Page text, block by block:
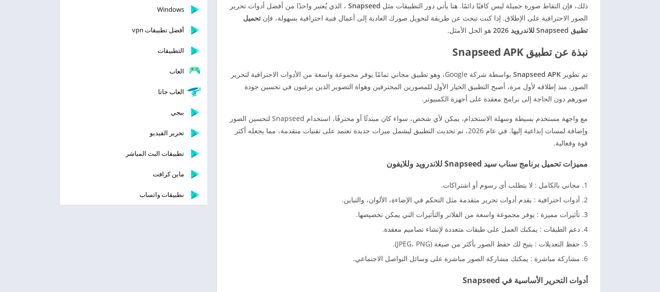
ذلك، فإن التقاط صورة جميلة ليس كافيًا دائمًا. هنا يأتي دور التطبيقات مثل Snapseed ، الذي يُعتبر واحدًا من أفضل أدوات تحرير
الصور الاحترافية على الإطلاق. إذا كنت تبحث عن طريقة لتحويل صورك العادية إلى أعمال فنية احترافية بسهولة، فإن تحميل
تطبيق Snapseed للاندرويد 2026
هو الحل الأمثل.
نبذة عن تطبيق Snapseed APK
تم تطوير Snapseed APK
بواسطة شركة Google، وهو تطبيق مجاني تمامًا يوفر مجموعة واسعة من الأدوات الاحترافية لتحرير
الصور. منذ إطلاقه لأول مرة، أصبح التطبيق الخيار الأول للمصورين المحترفين وهواة التصوير الذين يرغبون في تحسين جودة
صورهم دون الحاجة إلى برامج معقدة على أجهزة الكمبيوتر.
مع واجهة مستخدم بسيطة وسهلة الاستخدام، يمكن لأي شخص، سواء كان مبتدئًا أو محترفًا، استخدام Snapseed لتحسين الصور
وإضافة لمسات إبداعية إليها. في عام 2026، تم تحديث التطبيق ليشمل ميزات جديدة تعتمد على تقنيات متقدمة، مما يجعله أكثر
قوة وفعالية.
مميزات تحميل برنامج سناب سيد Snapseed للاندرويد وللايفون
مجاني بالكامل : لا يتطلب أي رسوم أو اشتراكات.
أدوات احترافية : يقدم أدوات تحرير متقدمة مثل التحكم في الإضاءة، الألوان، والتباين.
تأثيرات مميزة : يوفر مجموعة واسعة من الفلاتر والتأثيرات التي يمكن تخصيصها.
دعم الطبقات : يمكنك العمل على طبقات متعددة لإنشاء تصاميم معقدة.
حفظ التعديلات : يتيح لك حفظ الصور بأكثر من صيغة (JPEG، PNG).
مشاركة مباشرة : يمكنك مشاركة الصور مباشرة على وسائل التواصل الاجتماعي.
أدوات التحرير الأساسية في Snapseed
Windows
أفضل تطبيقات vpn
التطبيقات
العاب
العاب جاتا
ببجي
تحرير الفيديو
تطبيقات البث المباشر
ماين كرافت
نطبيقات واتساب